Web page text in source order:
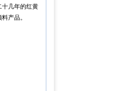
几年的红黄
产品。